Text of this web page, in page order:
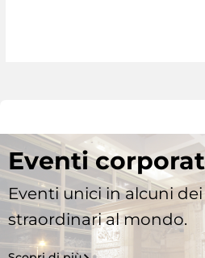
Eventi
Eventi unici in alcuni
straordinari al mondo.